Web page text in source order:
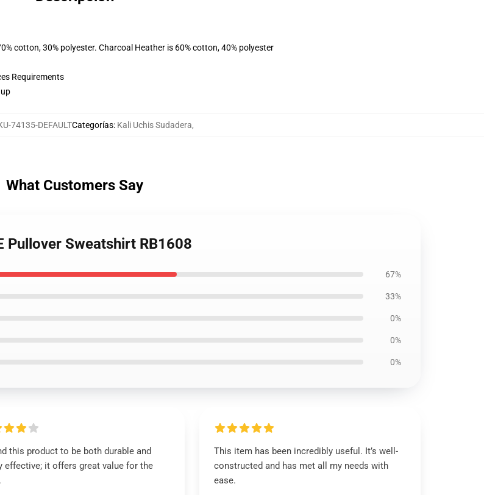
cotton, 30% polyester. Charcoal Heather is 60% cotton, 40% polyester
Requirements
74135-DEFAULTCategorías: Kali Uchis Sudadera,
What Customers Say
Pullover Sweatshirt RB1608
67%
33%
0%
0%
0%
this product to be both durable and
effective; it offers great value for the
This item has been incredibly useful. It’s well-
constructed and has met all my needs with
ease.